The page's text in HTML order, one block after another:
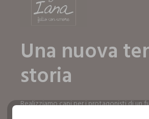
Una nuova
storia
Realizziamo capi per i protagonisti di un